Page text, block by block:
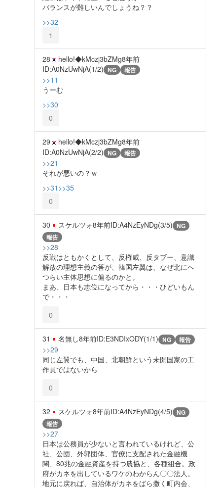
バランスが難しいんでしょうね？？
>>32
1
28 hello!◆kMczj3bZMg8年前
ID:A0NzUwNjA(1/2) NG 報告
>>11
うーむ
>>30
0
29 hello!◆kMczj3bZMg8年前
ID:A0NzUwNjA(2/2) NG 報告
>>21
それが悪いの？ｗ
>>31 >>35
0
30 スケルツォ8年前ID:A4NzEyNDg(3/5) NG
報告
>>28
反戦はともかくとして、反権威、反タブー、意識
解放の理想主義の筈が、韓国左翼は、なぜ北にへ
つらい主体思想に偏るのかと。
まあ、日本も志位になってから・・・ひどいもん
で・・・
0
31 名無し8年前ID:E3NDIxODY(1/1) NG 報告
>>29
同じ左翼でも、中国、北朝鮮という未開国家の工
作員ではないから
0
32 スケルツォ8年前ID:A4NzEyNDg(4/5) NG
報告
>>27
日本は公務員が少ないと言われているけれど、公
社、公団、外郭団体、官僚に支配された金融機
関、80兆の金融資産を持つ農協と、各種組合。政
府がカネを出しているワケのわからん〇〇法人。
地元に戻れば、自治体がカネをばら撒く町内会、